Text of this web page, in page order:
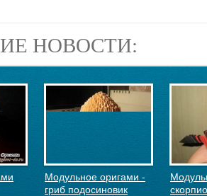
НОВОСТИ:
Модульное оригами -
гриб подосиновик